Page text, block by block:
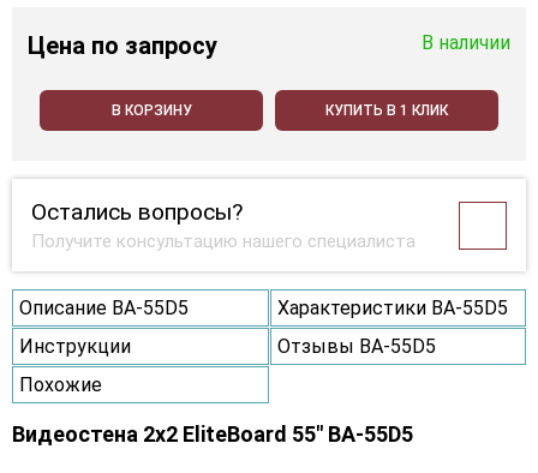
Цена по запросу В наличии
В КОРЗИНУ КУПИТЬ В 1 КЛИК
Остались вопросы?
Получите консультацию нашего специалиста
Описание BA-55D5
Характеристики BA-55D5
Инструкции
Отзывы BA-55D5
Похожие
Видеостена 2x2 EliteBoard 55" BA-55D5